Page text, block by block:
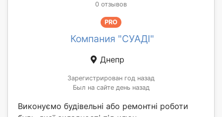
0 отзывов
PRO
Компания "СУАДІ"
Днепр
Зарегистрирован год назад
Был на сайте день назад
Виконуємо будівельні або ремонтні роботи